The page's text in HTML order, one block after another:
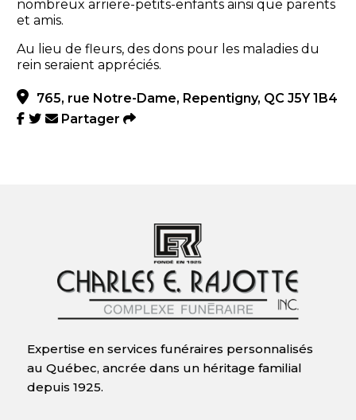
nombreux arriere-petits-enfants ainsi que parents
et amis.
Au lieu de fleurs, des dons pour les maladies du
rein seraient appréciés.
765, rue Notre-Dame, Repentigny, QC J5Y 1B4
Partager
Expertise en services funéraires personnalisés
au Québec, ancrée dans un héritage familial
depuis 1925.